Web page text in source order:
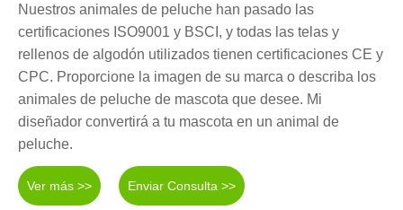
Nuestros animales de peluche han pasado las
certificaciones ISO9001 y BSCI, y todas las telas y
rellenos de algodón utilizados tienen certificaciones CE y
CPC. Proporcione la imagen de su marca o describa los
animales de peluche de mascota que desee. Mi
diseñador convertirá a tu mascota en un animal de
peluche.
Ver más >> Enviar Consulta >>